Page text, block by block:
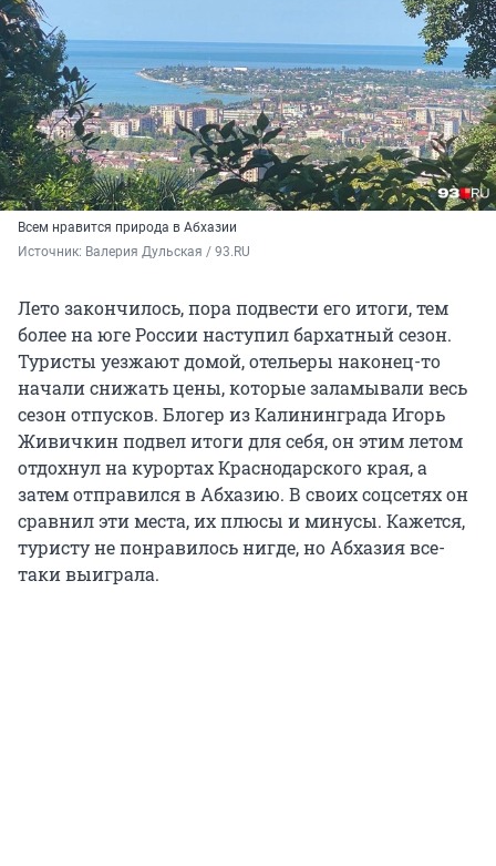
Всем нравится природа в Абхазии
Источник: Валерия Дульская / 93.RU
Лето закончилось, пора подвести его итоги, тем
более на юге России наступил бархатный сезон.
Туристы уезжают домой, отельеры наконец-то
начали снижать цены, которые заламывали весь
сезон отпусков. Блогер из Калининграда Игорь
Живичкин подвел итоги для себя, он этим летом
отдохнул на курортах Краснодарского края, а
затем отправился в Абхазию. В своих соцсетях он
сравнил эти места, их плюсы и минусы. Кажется,
туристу не понравилось нигде, но Абхазия все-
таки выиграла.